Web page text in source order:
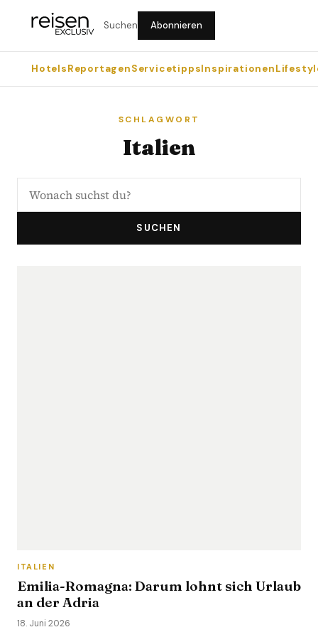
Suchen Abonnieren
HotelsReportagenServicetippsInspirationen
SCHLAGWORT
Italien
SUCHEN
ITALIEN
Emilia-Romagna: Darum lohnt sich Urlaub
an der Adria
18. Juni 2026